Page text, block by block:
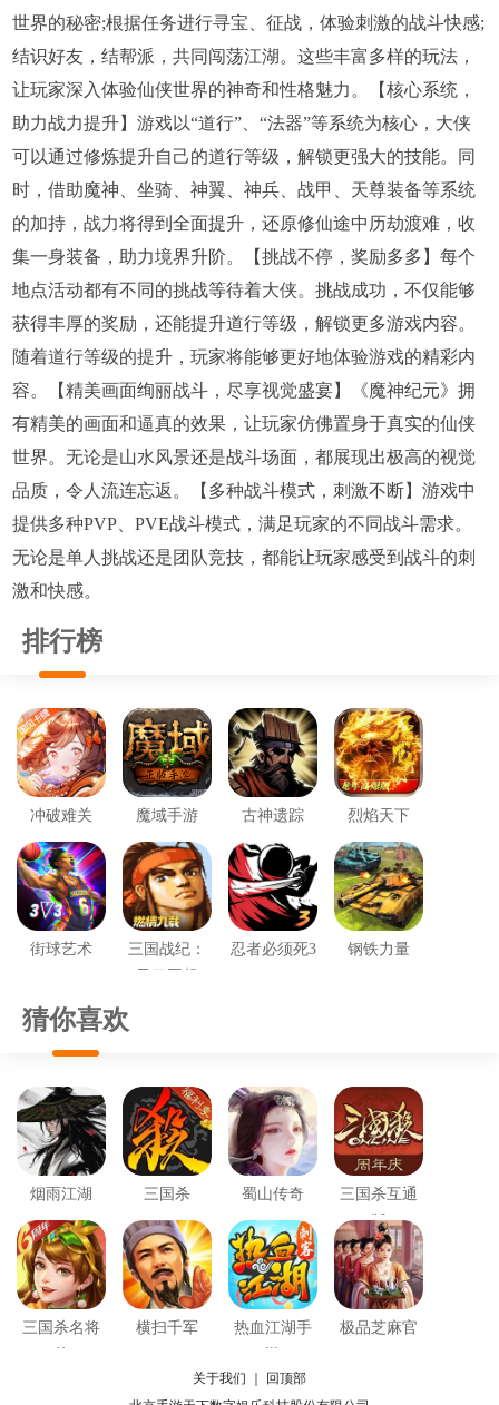
世界的秘密;根据任务进行寻宝、征战，体验刺激的战斗快感;
结识好友，结帮派，共同闯荡江湖。这些丰富多样的玩法，
让玩家深入体验仙侠世界的神奇和性格魅力。【核心系统，
助力战力提升】游戏以“道行”、“法器”等系统为核心，大侠
可以通过修炼提升自己的道行等级，解锁更强大的技能。同
时，借助魔神、坐骑、神翼、神兵、战甲、天尊装备等系统
的加持，战力将得到全面提升，还原修仙途中历劫渡难，收
集一身装备，助力境界升阶。【挑战不停，奖励多多】每个
地点活动都有不同的挑战等待着大侠。挑战成功，不仅能够
获得丰厚的奖励，还能提升道行等级，解锁更多游戏内容。
随着道行等级的提升，玩家将能够更好地体验游戏的精彩内
容。【精美画面绚丽战斗，尽享视觉盛宴】《魔神纪元》拥
有精美的画面和逼真的效果，让玩家仿佛置身于真实的仙侠
世界。无论是山水风景还是战斗场面，都展现出极高的视觉
品质，令人流连忘返。【多种战斗模式，刺激不断】游戏中
提供多种PVP、PVE战斗模式，满足玩家的不同战斗需求。
无论是单人挑战还是团队竞技，都能让玩家感受到战斗的刺
激和快感。
排行榜
冲破难关 魔域手游 古神遗踪 烈焰天下
街球艺术
三国战纪：
风云再起
忍者必须死3 钢铁力量
猜你喜欢
烟雨江湖 三国杀 蜀山传奇
三国杀互通
版
三国杀名将
传
横扫千军
热血江湖手
游
极品芝麻官
关于我们 ｜ 回顶部